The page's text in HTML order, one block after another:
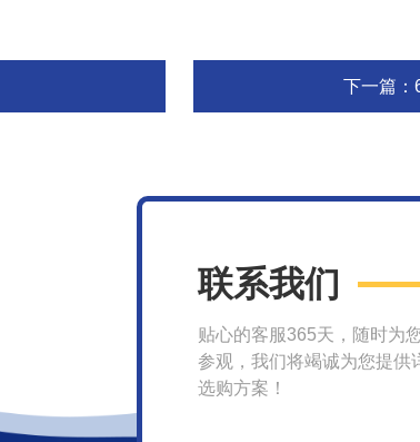
下一篇：
联系我们
贴心的客服365天，随时为
参观，我们将竭诚为您提供
选购方案！